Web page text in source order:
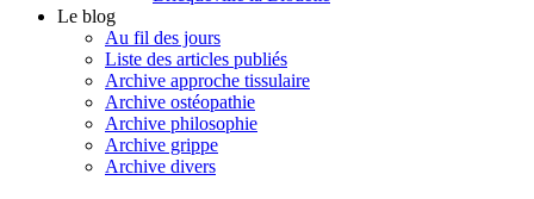
Le blog
Au fil des jours
Liste des articles publiés
Archive approche tissulaire
Archive ostéopathie
Archive philosophie
Archive grippe
Archive divers